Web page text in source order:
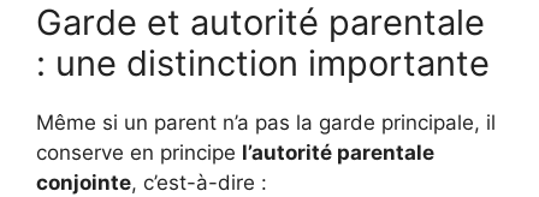
Garde et autorité parentale
: une distinction importante
Même si un parent n’a pas la garde principale, il
conserve en principe l’autorité parentale
conjointe, c’est-à-dire :